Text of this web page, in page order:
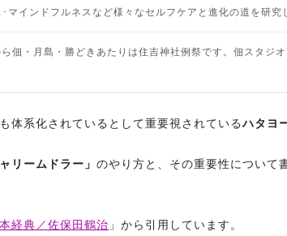
マインドフルネスなど様々なセルフケアと進化の道を研究
佃・月島・勝どきあたりは住吉神社例祭です。佃スタジ
体系化されているとして重要視されているハタヨ
リームドラー」 のやり方と、その重要性について
経典／佐保田鶴治 」から引用しています。